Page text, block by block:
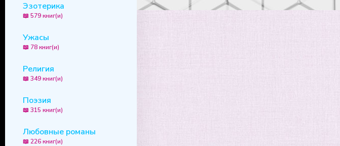
Эзотерика
📖 579 книг(и)
Ужасы
📖 78 книг(и)
Религия
📖 349 книг(и)
Поэзия
📖 315 книг(и)
Любовные романы
📖 226 книг(и)